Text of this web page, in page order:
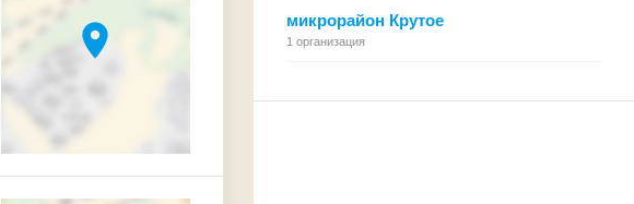
location_on микрорайон Крутое
1 организация